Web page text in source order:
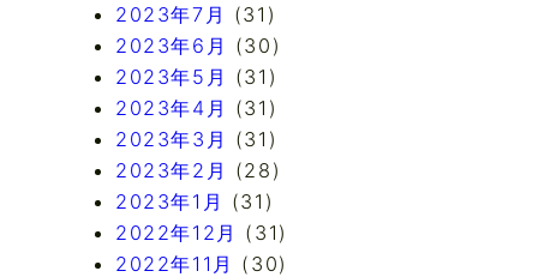
2023年7月 (31)
2023年6月 (30)
2023年5月 (31)
2023年4月 (31)
2023年3月 (31)
2023年2月 (28)
2023年1月 (31)
2022年12月 (31)
2022年11月 (30)